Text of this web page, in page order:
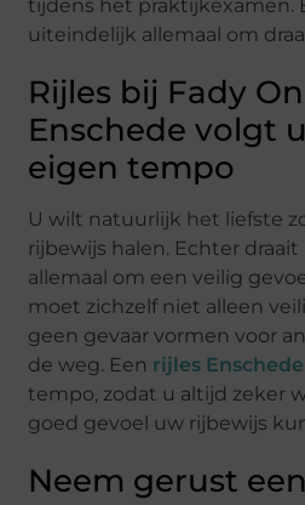
tijdens het praktijkexamen.
uiteindelijk allemaal om
Rijles bij Fady
Enschede volgt
eigen tempo
U wilt natuurlijk het liefste
rijbewijs halen. Echter
allemaal om een veilig
moet zichzelf niet alleen
geen gevaar vormen voor
de weg. Een rijles Enschede
tempo, zodat u altijd zeker
goed gevoel uw rijbewijs
Neem gerust